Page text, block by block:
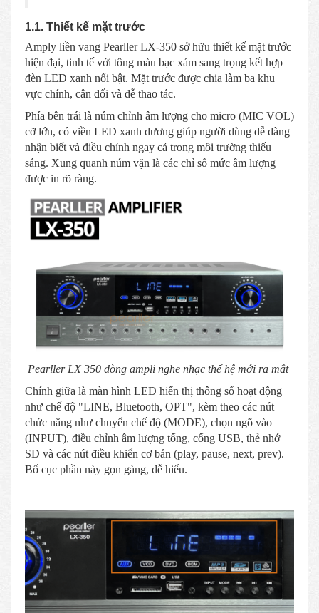
1.1. Thiết kế mặt trước
Amply liền vang Pearller LX-350 sở hữu thiết kế mặt trước
hiện đại, tinh tế với tông màu bạc xám sang trọng kết hợp
đèn LED xanh nổi bật. Mặt trước được chia làm ba khu
vực chính, cân đối và dễ thao tác.
Phía bên trái là núm chỉnh âm lượng cho micro (MIC VOL)
cỡ lớn, có viền LED xanh dương giúp người dùng dễ dàng
nhận biết và điều chỉnh ngay cả trong môi trường thiếu
sáng. Xung quanh núm vặn là các chỉ số mức âm lượng
được in rõ ràng.
Pearller LX 350 dòng ampli nghe nhạc thế hệ mới ra mắt
Chính giữa là màn hình LED hiển thị thông số hoạt động
như chế độ "LINE, Bluetooth, OPT", kèm theo các nút
chức năng như chuyển chế độ (MODE), chọn ngõ vào
(INPUT), điều chỉnh âm lượng tổng, cổng USB, thẻ nhớ
SD và các nút điều khiển cơ bản (play, pause, next, prev).
Bố cục phần này gọn gàng, dễ hiểu.